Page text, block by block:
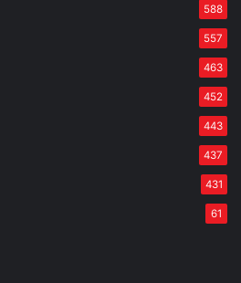
588
557
463
452
443
437
431
61